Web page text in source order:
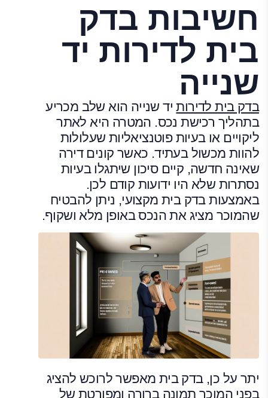
חשיבות בדק
בית לדירות יד
שנייה
בדק בית לדירותיד שנייה הוא שלב מכריע
בתהליך רכישת נכס. המטרה היא לאתר
ליקויים או בעיות פוטנציאליות שעלולות
להוות מכשול בעתיד. כאשר קונים דירה
שאינה חדשה, קיים סיכון שיתגלו בעיות
נסתרות שלא היו ידועות קודם לכן.
באמצעות בדק בית מקצועי, ניתן להבטיח
שהמוכר מציג את הנכס באופן מלא ושקוף.
יתר על כן, בדק בית מאפשר לרוכש להציג
בפני המוכר תמונה ברורה ומפורטת של